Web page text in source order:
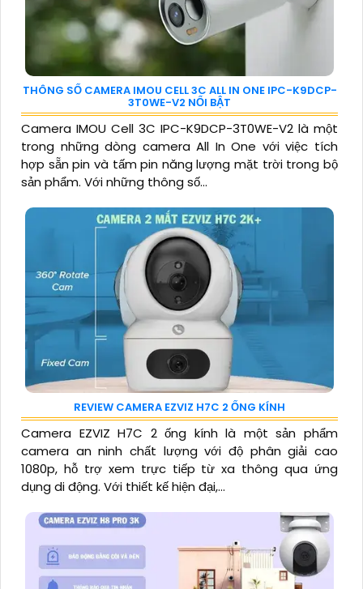
THÔNG SỐ CAMERA IMOU CELL 3C ALL IN ONE IPC-K9DCP-
3T0WE-V2 NỔI BẬT
Camera IMOU Cell 3C IPC-K9DCP-3T0WE-V2 là một
trong những dòng camera All In One với việc tích
hợp sẵn pin và tấm pin năng lượng mặt trời trong bộ
sản phẩm. Với những thông số...
REVIEW CAMERA EZVIZ H7C 2 ỐNG KÍNH
Camera EZVIZ H7C 2 ống kính là một sản phẩm
camera an ninh chất lượng với độ phân giải cao
1080p, hỗ trợ xem trực tiếp từ xa thông qua ứng
dụng di động. Với thiết kế hiện đại,...